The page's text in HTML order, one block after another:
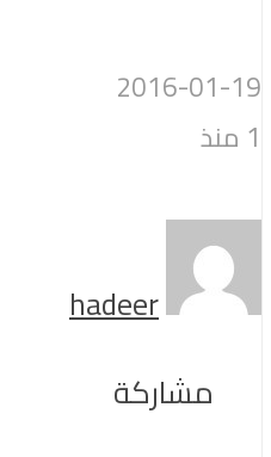
2016-01-19
1 منذ
hadeer
مشاركة